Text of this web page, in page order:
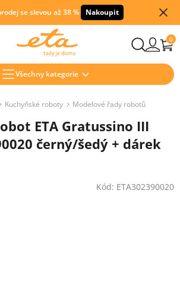
se slevou až 38 % Nakoupit
0
Všechny kategorie
Kuchyňské roboty Modelové řady robotů
ETA Gratussino III
černý/šedý + dárek
recenzí) Kód: ETA302390020